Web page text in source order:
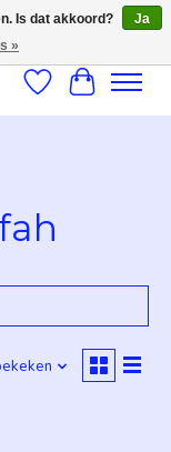
Verlanglijst
Is dat akkoord?
Ja
»